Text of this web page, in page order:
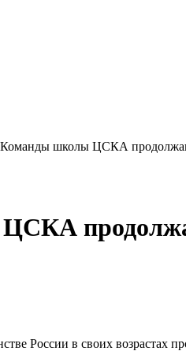
Команды школы ЦСКА
России в своих возрастах